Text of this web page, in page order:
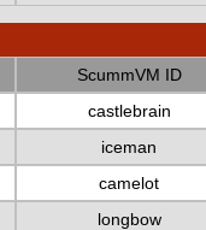
ScummVM ID
castlebrain
iceman
camelot
longbow